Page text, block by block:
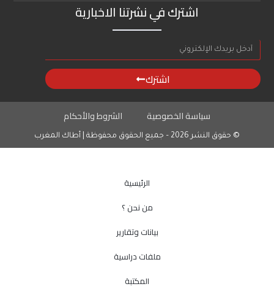
اشترك في نشرتنا الاخبارية
اشترك
© حقوق النشر 2026 – جميع الحقوق محفوظة | أطاك المغرب
سياسة الخصوصية الشروط والأحكام
الرئيسية
من نحن ؟
بيانات وتقارير
ملفات دراسية
المكتبة